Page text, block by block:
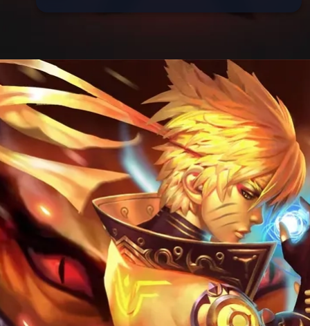
Đang mởhttps://issiloo.edu.vn/avatar-naruto